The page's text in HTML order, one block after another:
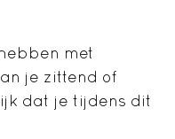
met
je zittend of
dat je tijdens dit